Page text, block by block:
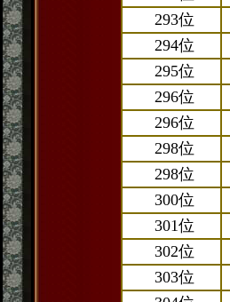
293位
294位
295位
296位
296位
298位
298位
300位
301位
302位
303位